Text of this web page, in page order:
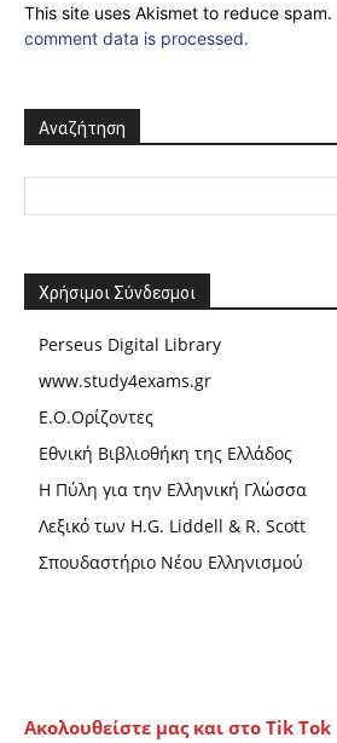
This site uses Akismet to reduce spam.
comment data is processed.
Αναζήτηση
Χρήσιμοι Σύνδεσμοι
Perseus Digital Library
www.study4exams.gr
Ε.Ο.Ορίζοντες
Εθνική Βιβλιοθήκη της Ελλάδος
Η Πύλη για την Ελληνική Γλώσσα
Λεξικό των H.G. Liddell & R. Scott
Σπουδαστήριο Νέου Ελληνισμού
Ακολουθείστε μας και στο Tik Tok